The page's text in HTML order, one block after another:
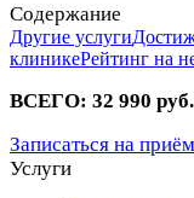
Содержание
Другие услуги
клиникеРейтинг на
ВСЕГО: 32 990 руб.
Записаться на приём
Услуги